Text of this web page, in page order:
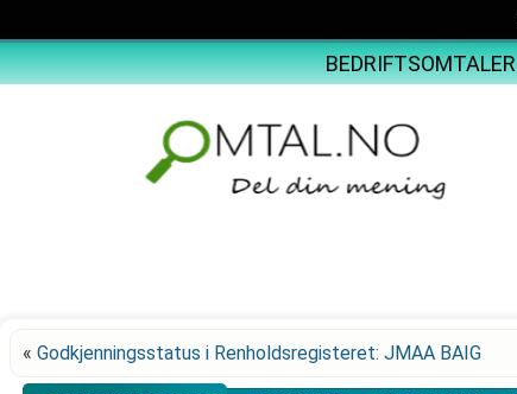
BEDRIFTSOMTALER
« Godkjenningsstatus i Renholdsregisteret: JMAA BAIG